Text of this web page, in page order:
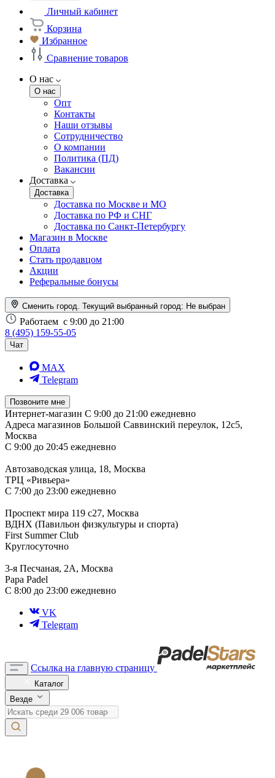
Личный кабинет
Корзина
Избранное
Сравнение товаров
О нас
О нас
Опт
Контакты
Наши отзывы
Сотрудничество
О компании
Политика (ПД)
Вакансии
Доставка
Доставка
Доставка по Москве и МО
Доставка по РФ и СНГ
Доставка по Санкт-Петербургу
Магазин в Москве
Оплата
Стать продавцом
Акции
Реферальные бонусы
Сменить город. Текущий выбранный город: Не выбран
Работаем с 9:00 до 21:00
8 (495) 159-55-05
Чат
MAX
Telegram
Позвоните мне
Интернет-магазин С 9:00 до 21:00 ежедневно
Адреса магазинов Большой Саввинский переулок, 12с5,
Москва
С 9:00 до 20:45 ежедневно
Автозаводская улица, 18, Москва
ТРЦ «Ривьера»
С 7:00 до 23:00 ежедневно
Проспект мира 119 с27, Москва
ВДНХ (Павильон физкультуры и спорта)
First Summer Club
Круглосуточно
3-я Песчаная, 2А, Москва
Papa Padel
С 8:00 до 23:00 ежедневно
VK
Telegram
Ссылка на главную страницу
Каталог
Везде